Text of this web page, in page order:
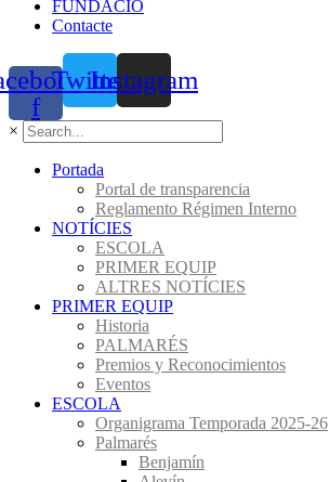
FUNDACIÓ
Contacte
f
TwitterInstagram
×
Portada
Portal de transparencia
Reglamento Régimen Interno
NOTÍCIES
ESCOLA
PRIMER EQUIP
ALTRES NOTÍCIES
PRIMER EQUIP
Historia
PALMARÉS
Premios y Reconocimientos
Eventos
ESCOLA
Organigrama Temporada 2025-26
Palmarés
Benjamín